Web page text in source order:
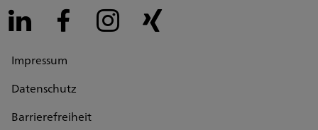
LinkedIn Facebook Instagram
Impressum
Datenschutz
Barrierefreiheit